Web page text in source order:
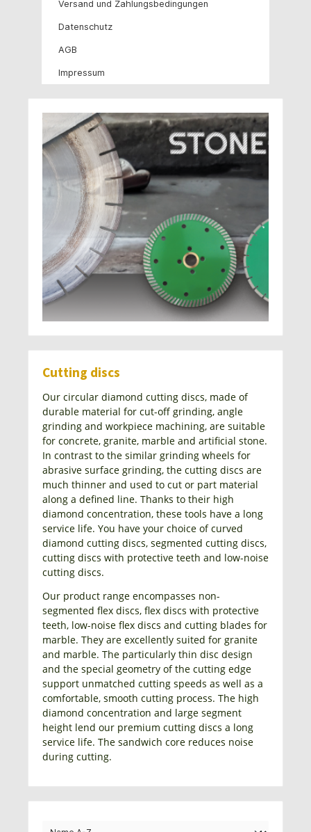
Versand und Zahlungsbedingungen
Datenschutz
AGB
Impressum
Salta la galleria di immagini
Cutting discs
Our circular diamond cutting discs, made of
durable material for cut-off grinding, angle
grinding and workpiece machining, are suitable
for concrete, granite, marble and artificial stone.
In contrast to the similar grinding wheels for
abrasive surface grinding, the cutting discs are
much thinner and used to cut or part material
along a defined line. Thanks to their high
diamond concentration, these tools have a long
service life. You have your choice of curved
diamond cutting discs, segmented cutting discs,
cutting discs with protective teeth and low-noise
cutting discs.
Our product range encompasses non-
segmented flex discs, flex discs with protective
teeth, low-noise flex discs and cutting blades for
marble. They are excellently suited for granite
and marble. The particularly thin disc design
and the special geometry of the cutting edge
support unmatched cutting speeds as well as a
comfortable, smooth cutting process. The high
diamond concentration and large segment
height lend our premium cutting discs a long
service life. The sandwich core reduces noise
during cutting.